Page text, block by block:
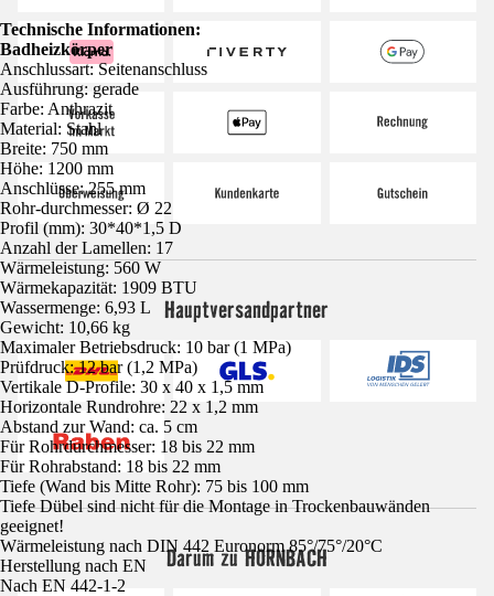
Technische Informationen:
Badheizkörper
Anschlussart: Seitenanschluss
Ausführung: gerade
Farbe: Anthrazit
Material: Stahl
Breite: 750 mm
Höhe: 1200 mm
Anschlüsse: 255 mm
Rohr-durchmesser: Ø 22
Profil (mm): 30*40*1,5 D
Anzahl der Lamellen: 17
Wärmeleistung: 560 W
Wärmekapazität: 1909 BTU
Wassermenge: 6,93 L
Gewicht: 10,66 kg
Maximaler Betriebsdruck: 10 bar (1 MPa)
Prüfdruck: 12 bar (1,2 MPa)
Vertikale D-Profile: 30 x 40 x 1,5 mm
Horizontale Rundrohre: 22 x 1,2 mm
Abstand zur Wand: ca. 5 cm
Für Rohrdurchmesser: 18 bis 22 mm
Für Rohrabstand: 18 bis 22 mm
Tiefe (Wand bis Mitte Rohr): 75 bis 100 mm
Tiefe Dübel sind nicht für die Montage in Trockenbauwänden
geeignet!
Wärmeleistung nach DIN 442 Euronorm 85°/75°/20°C
Herstellung nach EN
Nach EN 442-1-2
Hauptversandpartner
Darum zu HORNBACH